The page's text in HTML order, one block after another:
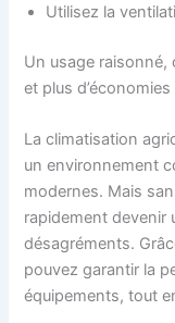
Utilisez la
Un usage raisonné,
et plus
La climatisation
un environnement
modernes. Mais
rapidement devenir
désagréments.
pouvez garantir la
équipements, tout